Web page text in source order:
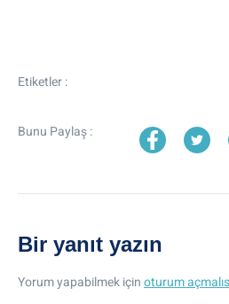
Etiketler :
Bunu Paylaş :
Bir yanıt yazın
Yorum yapabilmek içinoturum